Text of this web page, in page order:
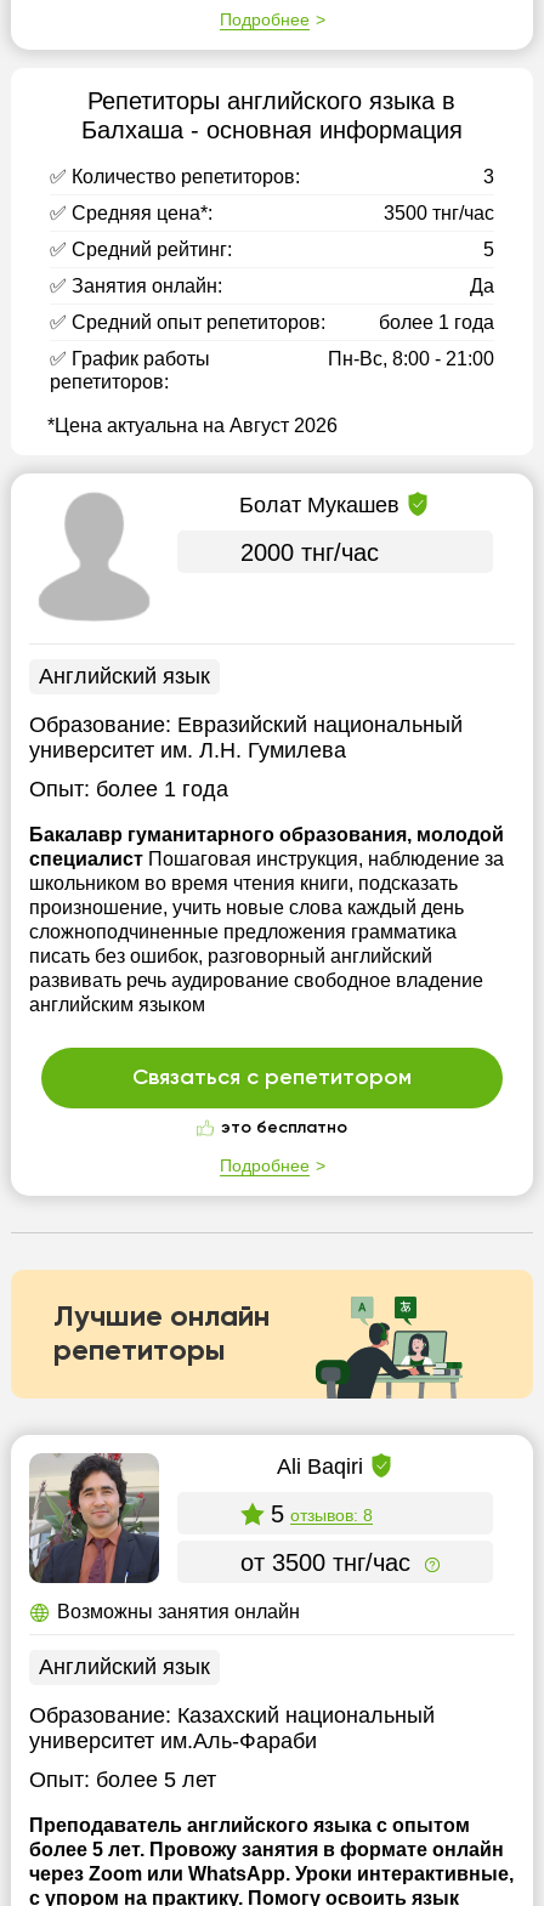
Подробнее
Репетиторы английского языка в
Балхаша - основная информация
✅ Количество репетиторов:
3
✅ Средняя цена*:
3500 тнг/час
✅ Средний рейтинг:
5
✅ Занятия онлайн:
Да
✅ Средний опыт репетиторов:
более 1 года
✅ График работы
репетиторов:
Пн-Вс, 8:00 - 21:00
*Цена актуальна на Август 2026
Болат Мукашев
2000 тнг/час
Английский язык
Образование: Евразийский национальный
университет им. Л.Н. Гумилева
Опыт: более 1 года
Бакалавр гуманитарного образования, молодой
специалист Пошаговая инструкция, наблюдение за
школьником во время чтения книги, подсказать
произношение, учить новые слова каждый день
сложноподчиненные предложения грамматика
писать без ошибок, разговорный английский
развивать речь аудирование свободное владение
английским языком
Связаться с репетитором
это бесплатно
Подробнее
Лучшие онлайн
репетиторы
Ali Baqiri
5 отзывов: 8
от 3500 тнг/час
Возможны занятия онлайн
Английский язык
Образование: Казахский национальный
университет им.Аль-Фараби
Опыт: более 5 лет
Преподаватель английского языка с опытом
более 5 лет. Провожу занятия в формате онлайн
через Zoom или WhatsApp. Уроки интерактивные,
с упором на практику. Помогу освоить язык